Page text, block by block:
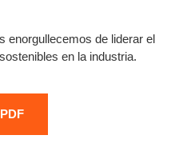
enorgullecemos de liderar el
en la industria.
PDF